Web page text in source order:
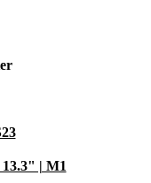
| M1